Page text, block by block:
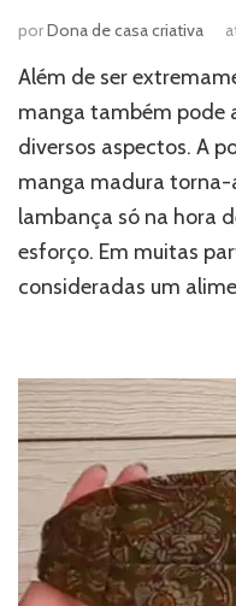
porDona de casa criativa
Além de ser
manga também pode
diversos aspectos. A
manga madura torna-
lambança só na hora
esforço. Em muitas
consideradas um